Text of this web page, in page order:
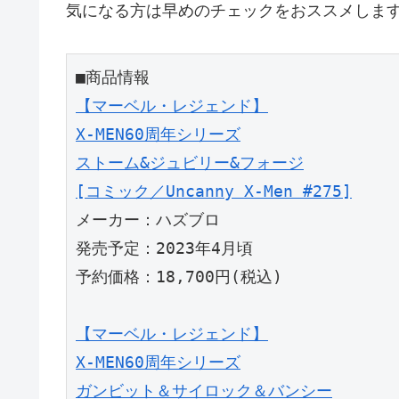
気になる方は早めのチェックをおススメしま
【マーベル・レジェンド】
X-MEN60周年シリーズ
ストーム&ジュビリー&フォージ
[コミック／Uncanny X-Men #275]
メーカー：ハズブロ
発売予定：2023年4月頃
予約価格：18,700円(税込)
【マーベル・レジェンド】
X-MEN60周年シリーズ
ガンビット＆サイロック＆バンシー